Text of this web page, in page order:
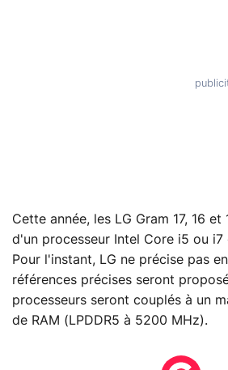
Cette année, les LG Gram 17, 16
d'un processeur Intel Core i5 ou i7
Pour l'instant, LG ne précise pas
références précises seront
processeurs seront couplés à un
de RAM (LPDDR5 à 5200 MHz).